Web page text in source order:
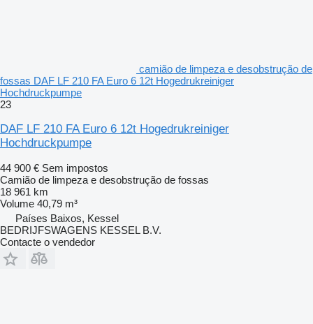
camião de limpeza e desobstrução de
fossas DAF LF 210 FA Euro 6 12t Hogedrukreiniger
Hochdruckpumpe
23
DAF LF 210 FA Euro 6 12t Hogedrukreiniger
Hochdruckpumpe
44 900 € Sem impostos
Camião de limpeza e desobstrução de fossas
18 961 km
Volume 40,79 m³
Países Baixos, Kessel
BEDRIJFSWAGENS KESSEL B.V.
Contacte o vendedor